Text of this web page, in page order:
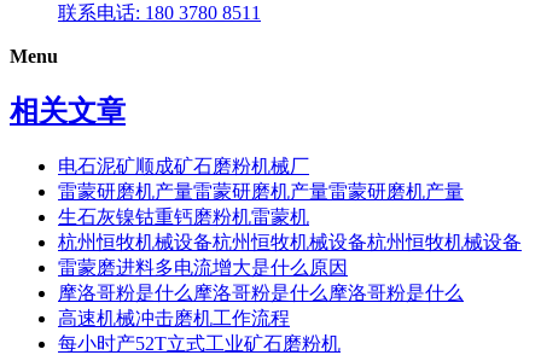
联系电话: 180 3780 8511
Menu
相关文章
电石泥矿顺成矿石磨粉机械厂
雷蒙研磨机产量雷蒙研磨机产量雷蒙研磨机产量
生石灰镍钴重钙磨粉机雷蒙机
杭州恒牧机械设备杭州恒牧机械设备杭州恒牧机械设备
雷蒙磨进料多电流增大是什么原因
摩洛哥粉是什么摩洛哥粉是什么摩洛哥粉是什么
高速机械冲击磨机工作流程
每小时产52T立式工业矿石磨粉机